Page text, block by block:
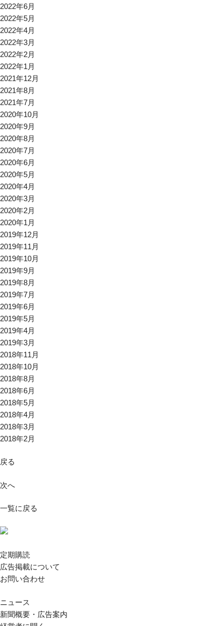
2022年6月
2022年5月
2022年4月
2022年3月
2022年2月
2022年1月
2021年12月
2021年8月
2021年7月
2020年10月
2020年9月
2020年8月
2020年7月
2020年6月
2020年5月
2020年4月
2020年3月
2020年2月
2020年1月
2019年12月
2019年11月
2019年10月
2019年9月
2019年8月
2019年7月
2019年6月
2019年5月
2019年4月
2019年3月
2018年11月
2018年10月
2018年8月
2018年6月
2018年5月
2018年4月
2018年3月
2018年2月
戻る
次へ
一覧に戻る
定期購読
広告掲載について
お問い合わせ
ニュース
新聞概要・広告案内